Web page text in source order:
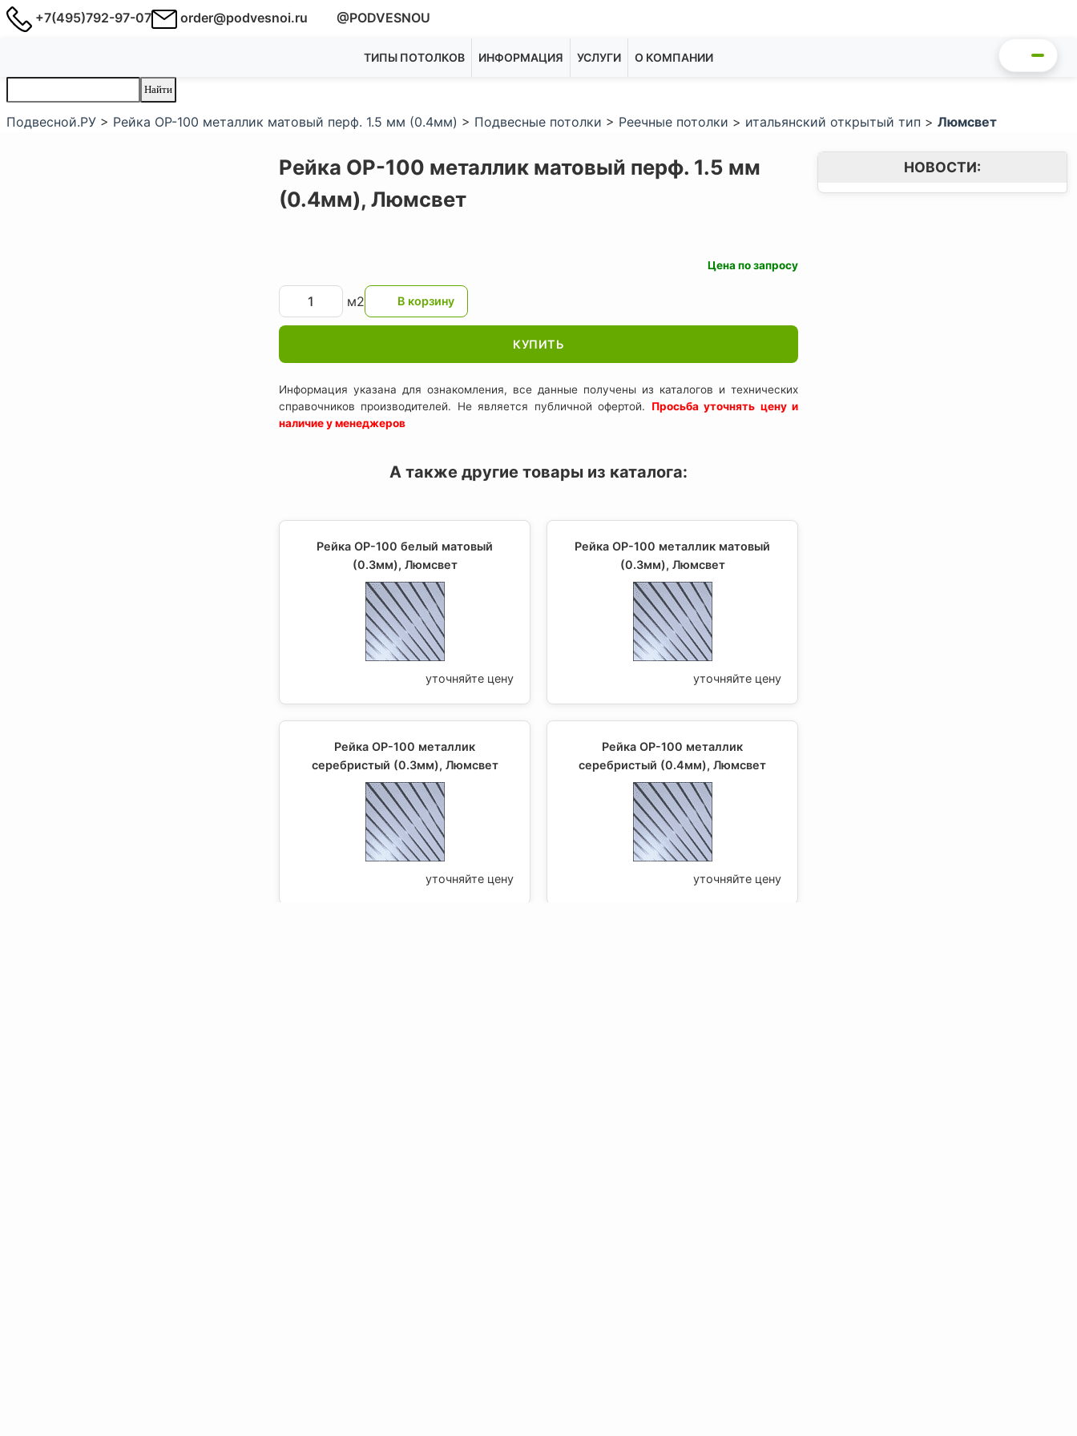
+7(495)792-97-07 order@podvesnoi.ru @PODVESNOU
ТИПЫ ПОТОЛКОВ ИНФОРМАЦИЯ УСЛУГИ О КОМПАНИИ
Подвесной.РУ > Рейка ОР-100 металлик матовый перф. 1.5 мм (0.4мм) > Подвесные потолки > Реечные потолки > итальянский открытый тип > Люмсвет
Рейка ОР-100 металлик матовый перф. 1.5 мм
(0.4мм), Люмсвет
Цена по запросу
м2
КУПИТЬ
Информация указана для ознакомления, все данные получены из каталогов и технических
справочников производителей. Не является публичной офертой. Просьба уточнять цену и
наличие у менеджеров
А также другие товары из каталога:
Рейка ОР-100 белый матовый
(0.3мм), Люмсвет
уточняйте цену
Рейка ОР-100 металлик матовый
(0.3мм), Люмсвет
уточняйте цену
Рейка ОР-100 металлик
серебристый (0.3мм), Люмсвет
уточняйте цену
Рейка ОР-100 металлик
серебристый (0.4мм), Люмсвет
уточняйте цену
НОВОСТИ: